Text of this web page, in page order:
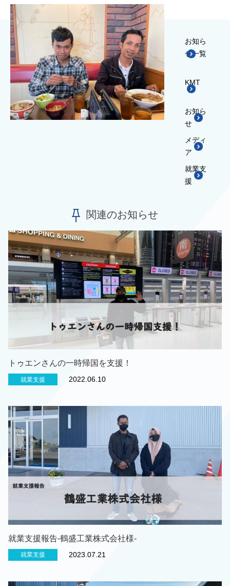
お知ら
せ一覧
KMT
お知ら
せ
メディ
ア
就業支
援
関連のお知らせ
トゥエンさんの一時帰国を支援！
就業支援 2022.06.10
就業支援報告-鶴盛工業株式会社様-
就業支援 2023.07.21